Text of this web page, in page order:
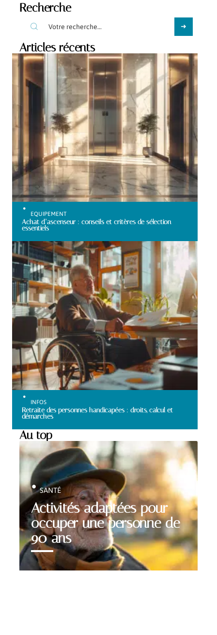
Recherche
Articles récents
EQUIPEMENT
Achat d’ascenseur : conseils et critères de sélection
essentiels
INFOS
Retraite des personnes handicapées : droits, calcul et
démarches
Au top
Activités adaptées pour
occuper une personne de
90 ans
SANTÉ